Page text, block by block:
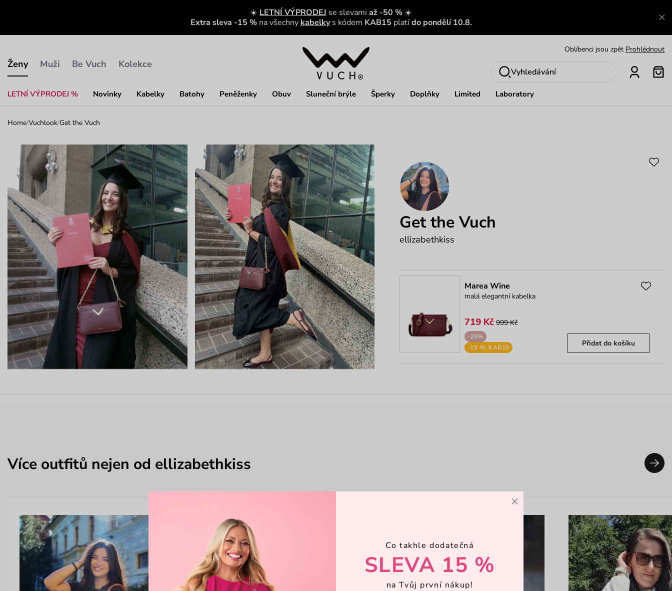
☀️ LETNÍ VÝPRODEJ se slevami až -50 % ☀️
Extra sleva -15 % na všechny kabelky s kódem KAB15 platído pondělí 10.8.
Ženy
LETNÍ VÝPRODEJ % Novinky Kabelky Batohy Peněženky Obuv Sluneční brýle Šperky Doplňky Limited Laboratory
Muži Be Vuch Kolekce
Oblíbenci jsou zpět Prohlédnout
Nech se inspirovat Ukázat
Vyhledávání
Home/Vuchlook/Get the Vuch
Get the Vuch
ellizabethkiss
Marea Wine
malá elegantní kabelka
719 Kč 999 Kč
-28%
-15 %: KAB15
Přidat do košíku
Více outfitů nejen od ellizabethkiss
×
Co takhle dodatečná
SLEVA 15 %
na Tvůj první nákup!